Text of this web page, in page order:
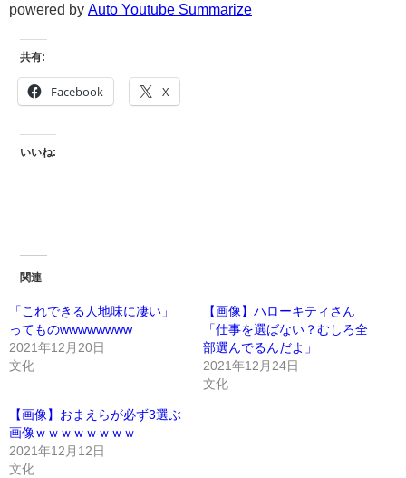
powered by Auto Youtube Summarize
共有:
Facebook X
いいね:
関連
「これできる人地味に凄い」
ってものwwwwwwww
2021年12月20日
文化
【画像】ハローキティさん
「仕事を選ばない？むしろ全
部選んでるんだよ」
2021年12月24日
文化
【画像】おまえらが必ず3選ぶ
画像ｗｗｗｗｗｗｗｗ
2021年12月12日
文化